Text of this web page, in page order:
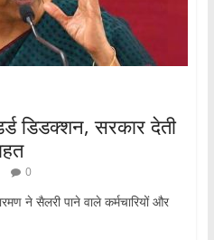
डिडक्शन, सरकार देती
0
ने सैलरी पाने वाले कर्मचारियों और